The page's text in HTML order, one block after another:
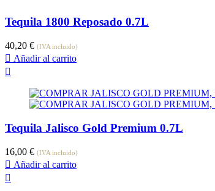
Tequila 1800 Reposado 0.7L
40,20 € (IVA incluido)
Añadir al carrito
Tequila Jalisco Gold Premium 0.7L
16,00 € (IVA incluido)
Añadir al carrito